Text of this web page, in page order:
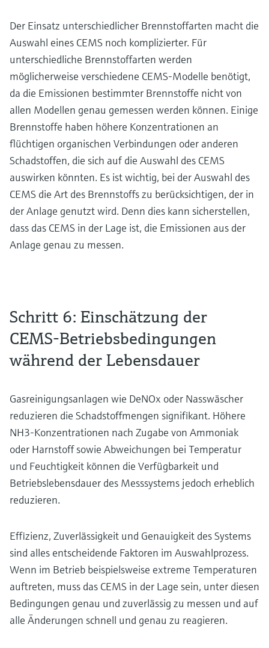
Der Einsatz unterschiedlicher Brennstoffarten macht die
Auswahl eines CEMS noch komplizierter. Für
unterschiedliche Brennstoffarten werden
möglicherweise verschiedene CEMS-Modelle benötigt,
da die Emissionen bestimmter Brennstoffe nicht von
allen Modellen genau gemessen werden können. Einige
Brennstoffe haben höhere Konzentrationen an
flüchtigen organischen Verbindungen oder anderen
Schadstoffen, die sich auf die Auswahl des CEMS
auswirken könnten. Es ist wichtig, bei der Auswahl des
CEMS die Art des Brennstoffs zu berücksichtigen, der in
der Anlage genutzt wird. Denn dies kann sicherstellen,
dass das CEMS in der Lage ist, die Emissionen aus der
Anlage genau zu messen.
Schritt 6: Einschätzung der
CEMS-Betriebsbedingungen
während der Lebensdauer
Gasreinigungsanlagen wie DeNOx oder Nasswäscher
reduzieren die Schadstoffmengen signifikant. Höhere
NH3-Konzentrationen nach Zugabe von Ammoniak
oder Harnstoff sowie Abweichungen bei Temperatur
und Feuchtigkeit können die Verfügbarkeit und
Betriebslebensdauer des Messsystems jedoch erheblich
reduzieren.
Effizienz, Zuverlässigkeit und Genauigkeit des Systems
sind alles entscheidende Faktoren im Auswahlprozess.
Wenn im Betrieb beispielsweise extreme Temperaturen
auftreten, muss das CEMS in der Lage sein, unter diesen
Bedingungen genau und zuverlässig zu messen und auf
alle Änderungen schnell und genau zu reagieren.